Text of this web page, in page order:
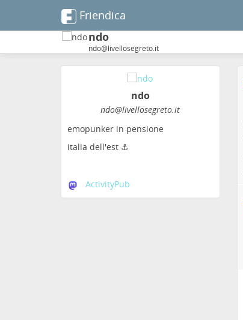
Friendica
ndo
ndo@livellosegreto.it
ndo
ndo@livellosegreto.it
emopunker in pensione
italia dell'est ⚓
ActivityPub